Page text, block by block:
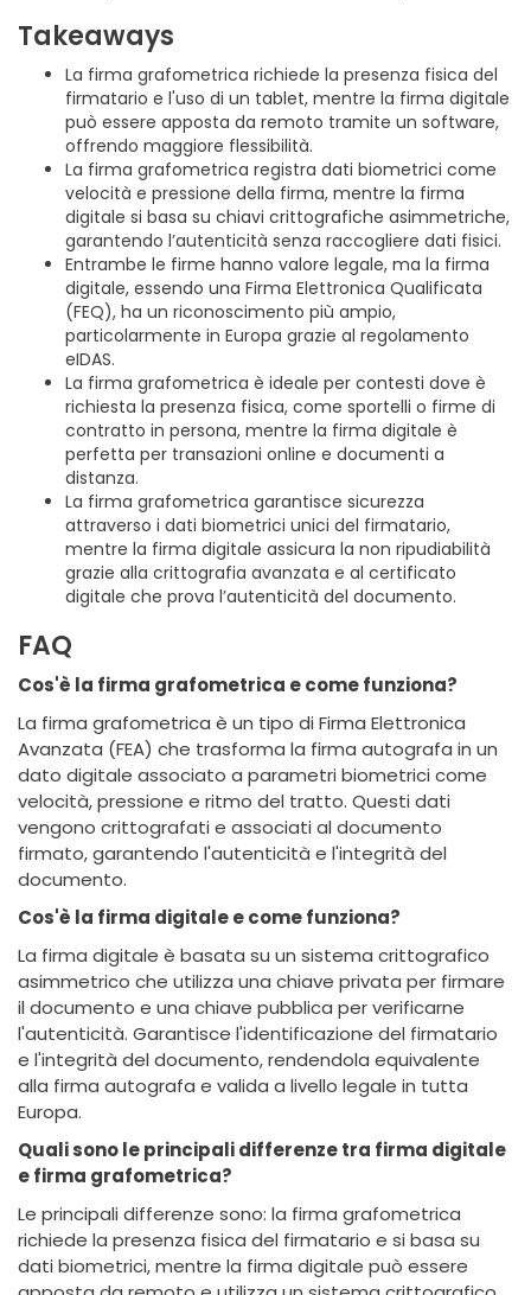
Takeaways
La firma grafometrica richiede la presenza fisica del
firmatario e l'uso di un tablet, mentre la firma digitale
può essere apposta da remoto tramite un software,
offrendo maggiore flessibilità.
La firma grafometrica registra dati biometrici come
velocità e pressione della firma, mentre la firma
digitale si basa su chiavi crittografiche asimmetriche,
garantendo l’autenticità senza raccogliere dati fisici.
Entrambe le firme hanno valore legale, ma la firma
digitale, essendo una Firma Elettronica Qualificata
(FEQ), ha un riconoscimento più ampio,
particolarmente in Europa grazie al regolamento
eIDAS.
La firma grafometrica è ideale per contesti dove è
richiesta la presenza fisica, come sportelli o firme di
contratto in persona, mentre la firma digitale è
perfetta per transazioni online e documenti a
distanza.
La firma grafometrica garantisce sicurezza
attraverso i dati biometrici unici del firmatario,
mentre la firma digitale assicura la non ripudiabilità
grazie alla crittografia avanzata e al certificato
digitale che prova l’autenticità del documento.
FAQ
Cos'è la firma grafometrica e come funziona?
La firma grafometrica è un tipo di Firma Elettronica
Avanzata (FEA) che trasforma la firma autografa in un
dato digitale associato a parametri biometrici come
velocità, pressione e ritmo del tratto. Questi dati
vengono crittografati e associati al documento
firmato, garantendo l'autenticità e l'integrità del
documento.
Cos'è la firma digitale e come funziona?
La firma digitale è basata su un sistema crittografico
asimmetrico che utilizza una chiave privata per firmare
il documento e una chiave pubblica per verificarne
l'autenticità. Garantisce l'identificazione del firmatario
e l'integrità del documento, rendendola equivalente
alla firma autografa e valida a livello legale in tutta
Europa.
Quali sono le principali differenze tra firma digitale
e firma grafometrica?
Le principali differenze sono: la firma grafometrica
richiede la presenza fisica del firmatario e si basa su
dati biometrici, mentre la firma digitale può essere